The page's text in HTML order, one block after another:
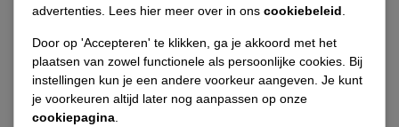
go/no go besluit.
advertenties. Lees hier meer over in ons cookiebeleid
Door op 'Accepteren' te klikken, ga je akkoord met het
plaatsen van zowel functionele als persoonlijke cookies. Bij
instellingen kun je een andere voorkeur aangeven. Je kunt
je voorkeuren altijd later nog aanpassen op onze
cookiepagina
Opdrachtgevers
Vacatures
Nieuws